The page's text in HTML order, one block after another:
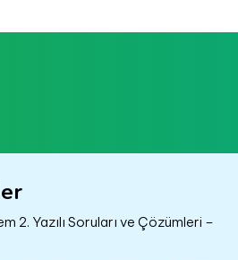
2. Yazılı Soruları ve Çözümleri –